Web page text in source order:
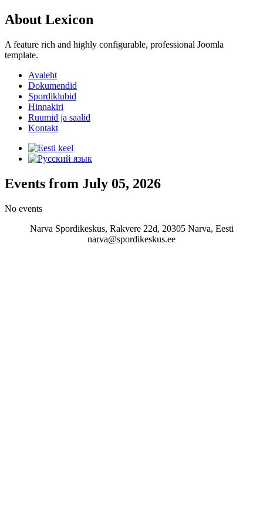
About Lexicon
A feature rich and highly configurable, professional Joomla
template.
Avaleht
Dokumendid
Spordiklubid
Hinnakiri
Ruumid ja saalid
Kontakt
Events from July 05, 2026
No events
Narva Spordikeskus, Rakvere 22d, 20305 Narva, Eesti
narva@spordikeskus.ee